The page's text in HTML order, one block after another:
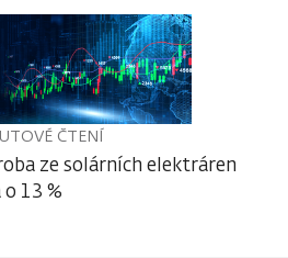
ČTENÍ
ze solárních elektráren
13 %